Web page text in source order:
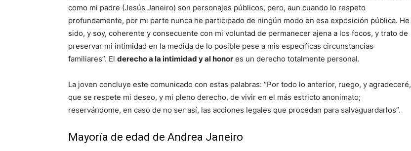
como mi padre (Jesús Janeiro) son personajes públicos, pero, aun cuando lo respeto
profundamente, por mi parte nunca he participado de ningún modo en esa exposición pública. He
sido, y soy, coherente y consecuente con mi voluntad de permanecer ajena a los focos, y trato de
preservar mi intimidad en la medida de lo posible pese a mis específicas circunstancias
familiares”. El derecho a la intimidad y al honor es un derecho totalmente personal.
La joven concluye este comunicado con estas palabras: “Por todo lo anterior, ruego, y agradeceré,
que se respete mi deseo, y mi pleno derecho, de vivir en el más estricto anonimato;
reservándome, en caso de no ser así, las acciones legales que procedan para salvaguardarlos”.
Mayoría de edad de Andrea Janeiro